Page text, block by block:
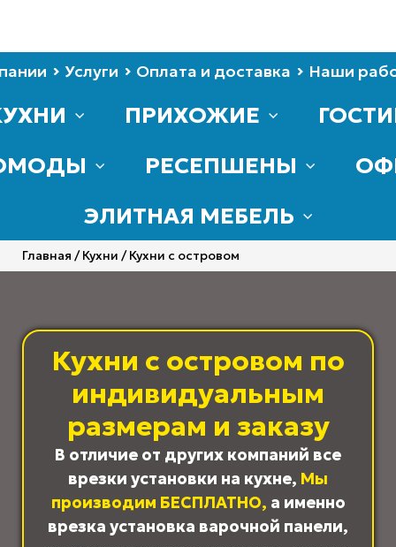
Услуги Оплата и доставка Наши
ПРИХОЖИЕ
РЕСЕПШЕНЫ
ЭЛИТНАЯ МЕБЕЛЬ
Главная /Кухни / Кухни с островом
Кухни с островом по
индивидуальным
размерам и заказу
В отличие от других компаний все
врезки установки на кухне, Мы
производим БЕСПЛАТНО, а именно
врезка установка варочной панели,